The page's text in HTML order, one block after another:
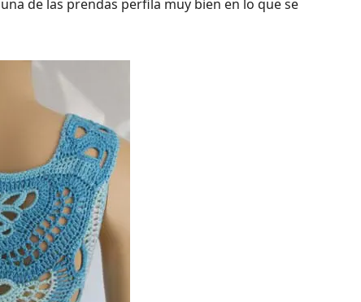
de las prendas perfila muy bien en lo que se